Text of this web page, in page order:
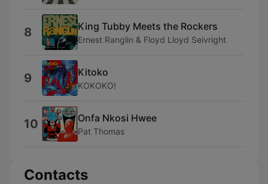
8 King Tubby Meets the Rockers
Ernest Ranglin & Floyd Lloyd Seivright
9 Kitoko
KOKOKO!
10 Onfa Nkosi Hwee
Pat Thomas
Contacts